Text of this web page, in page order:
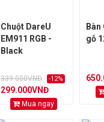
Chuột DareU
EM911 RGB -
Black
339.000VNĐ -12%
299.000VNĐ
Mua ngay
gỗ